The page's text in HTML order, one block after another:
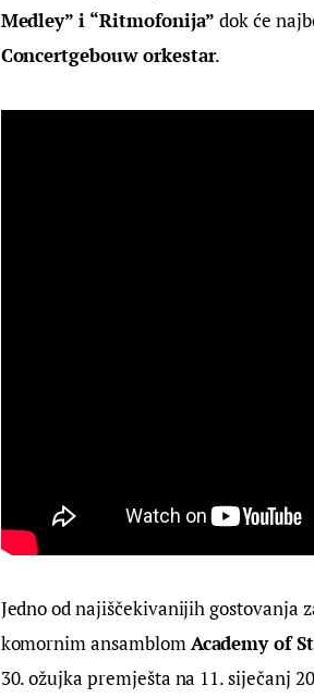
Medley” i “Ritmofonija” dok će
Concertgebouw orkestar.
Jedno od najiščekivanijih gostovanja
komornim ansamblom Academy of
30. ožujka premješta na 11. siječanj